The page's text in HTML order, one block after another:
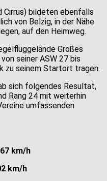
Cirrus) bildeten ebenfalls
von Belzig, in der Nähe
auf den Heimweg.
Großes
seiner ASW 27 bis
zu seinem Startort tragen.
sich folgendes Resultat,
Rang 24 mit weiterhin
umfassenden
km/h
h